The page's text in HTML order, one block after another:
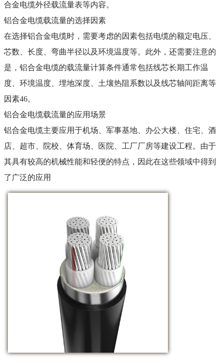
合金电缆外径载流量表等内容。
铝合金电缆载流量的选择因素
在选择铝合金电缆时，需要考虑的因素包括电缆的额定电压、
芯数、长度、弯曲半径以及环境温度等。此外，还需要注意的
是，铝合金电缆的载流量计算条件通常包括线芯长期工作温
度、环境温度、埋地深度、土壤热阻系数以及线芯轴间距离等
因素46。
铝合金电缆载流量的应用场景
铝合金电缆主要应用于机场、军事基地、办公大楼、住宅、酒
店、超市、院校、体育场、医院、工厂厂房等建设工程。由于
其具有较高的机械性能和轻便的特点，因此在这些领域中得到
了广泛的应用